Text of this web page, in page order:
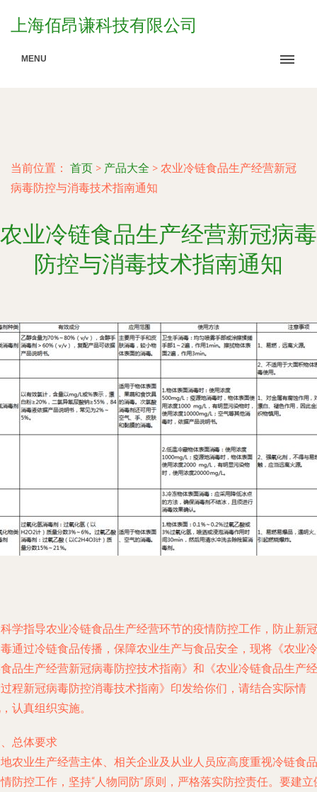
上海佰昂谦科技有限公司
MENU
当前位置： 首页 > 产品大全 > 农业冷链食品生产经营新冠
病毒防控与消毒技术指南通知
农业冷链食品生产经营新冠病毒
防控与消毒技术指南通知
学指导农业冷链食品生产经营环节的疫情防控工作，防止新冠
通过冷链食品传播，保障农业生产与食品安全，现将《农业冷
品生产经营新冠病毒防控技术指南》和《农业冷链食品生产经
程新冠病毒防控消毒技术指南》印发给你们，请结合实际情
认真组织实施。
总体要求
农业生产经营主体、相关企业及从业人员应高度重视冷链食品
防控工作，坚持“人物同防”原则，严格落实防控责任。要建立